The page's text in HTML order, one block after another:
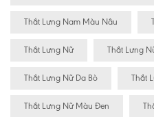
Thắt Lưng Nam Màu Nâu
Thắt Lưng Nữ Thắt Lưng
Thắt Lưng Nữ Da Bò Thắt
Thắt Lưng Nữ Màu Đen